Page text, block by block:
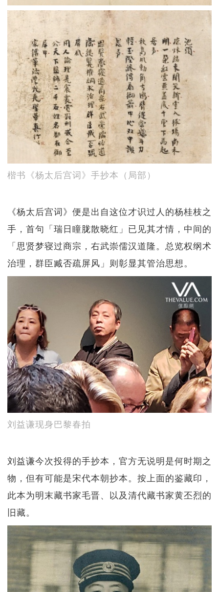
楷书《杨太后宫词》手抄本（局部）
《杨太后宫词》便是出自这位才识过人的杨桂枝之
手，首句「瑞日瞳胧散晓红」已见其才情，中间的
「思贤梦寝过商宗，右武崇儒汉道隆。总览权纲术
治理，群臣臧否疏屏风」则彰显其管治思想。
刘益谦现身巴黎春拍
刘益谦今次投得的手抄本，官方无说明是何时期之
物，但有可能是宋代本朝抄本。按上面的鉴藏印，
此本为明末藏书家毛晋、以及清代藏书家黄丕烈的
旧藏。